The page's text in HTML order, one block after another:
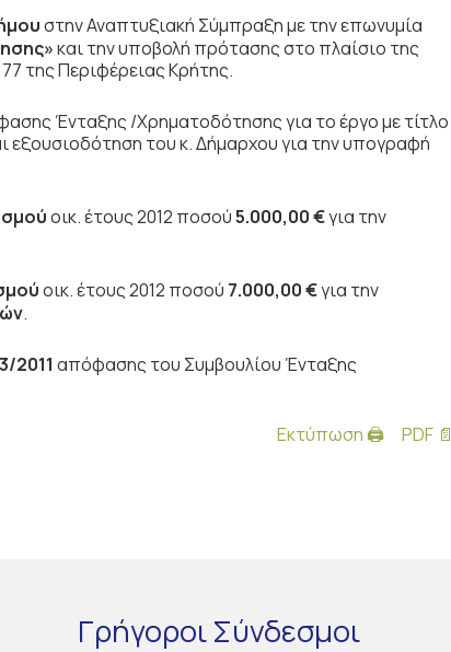
στην Αναπτυξιακή Σύμπραξη με την επωνυμία
και την υποβολή πρότασης στο πλαίσιο της
της Περιφέρειας Κρήτης.
Ένταξης /Χρηματοδότησης για το έργο με τίτλο
εξουσιοδότηση του κ. Δήμαρχου για την υπογραφή
οικ. έτους 2012 ποσού5.000,00 €για την
οικ. έτους 2012 ποσού 7.000,00 €για την
.
3/2011 απόφασης του Συμβουλίου Ένταξης
Εκτύπωση 🖨
PDF 📄
ΓρήγοροιΣύνδεσμοι